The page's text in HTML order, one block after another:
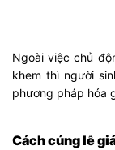
Ngoài việc chủ
khem thì người
phương pháp hóa
Cách cúng lễ